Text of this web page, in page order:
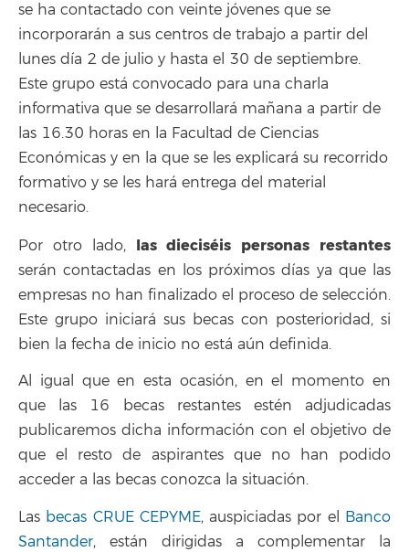
se ha contactado con veinte jóvenes que se
incorporarán a sus centros de trabajo a partir del
lunes día 2 de julio y hasta el 30 de septiembre.
Este grupo está convocado para una charla
informativa que se desarrollará mañana a partir de
las 16.30 horas en la Facultad de Ciencias
Económicas y en la que se les explicará su recorrido
formativo y se les hará entrega del material
necesario.
Por otro lado, las dieciséis personas restantes
serán contactadas en los próximos días ya que las
empresas no han finalizado el proceso de selección.
Este grupo iniciará sus becas con posterioridad, si
bien la fecha de inicio no está aún definida.
Al igual que en esta ocasión, en el momento en
que las 16 becas restantes estén adjudicadas
publicaremos dicha información con el objetivo de
que el resto de aspirantes que no han podido
acceder a las becas conozca la situación.
Las becas CRUE CEPYME, auspiciadas por el Banco
Santander, están dirigidas a complementar la